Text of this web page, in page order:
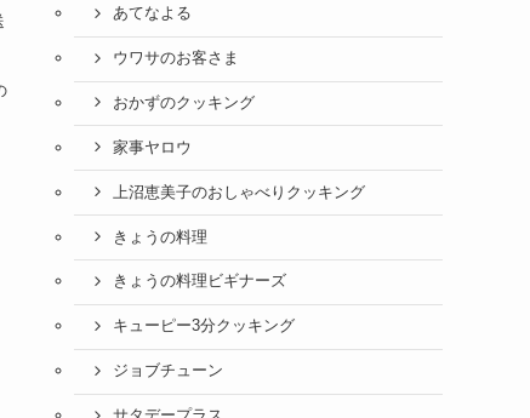
あてなよる
ウワサのお客さま
おかずのクッキング
家事ヤロウ
上沼恵美子のおしゃべりクッキング
きょうの料理
きょうの料理ビギナーズ
キューピー3分クッキング
ジョブチューン